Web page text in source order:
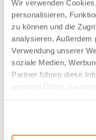
Wir verwenden
personalisieren,
zu können und die
analysieren. Außerdem
Verwendung unserer
soziale Medien,
Partner führen diese
weiteren Daten
Bewegung. Auch
signalisieren eine
reichhaltigeren
Ausdruck
entscheidet sich A
eine Kollektion, die